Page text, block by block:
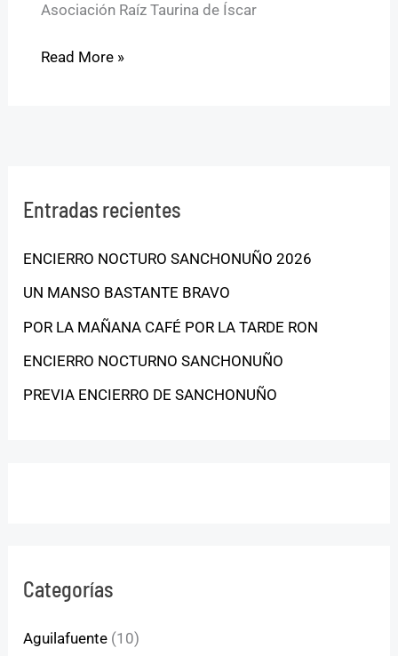
Asociación Raíz Taurina de Íscar
Read More »
Entradas recientes
ENCIERRO NOCTURO SANCHONUÑO 2026
UN MANSO BASTANTE BRAVO
POR LA MAÑANA CAFÉ POR LA TARDE RON
ENCIERRO NOCTURNO SANCHONUÑO
PREVIA ENCIERRO DE SANCHONUÑO
Categorías
Aguilafuente (10)